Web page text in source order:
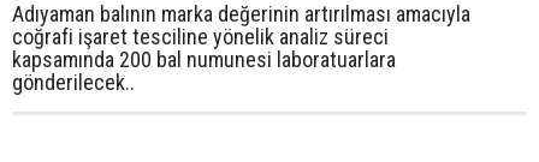
Adıyaman balının marka değerinin artırılması amacıyla
coğrafi işaret tesciline yönelik analiz süreci
kapsamında 200 bal numunesi laboratuarlara
gönderilecek..